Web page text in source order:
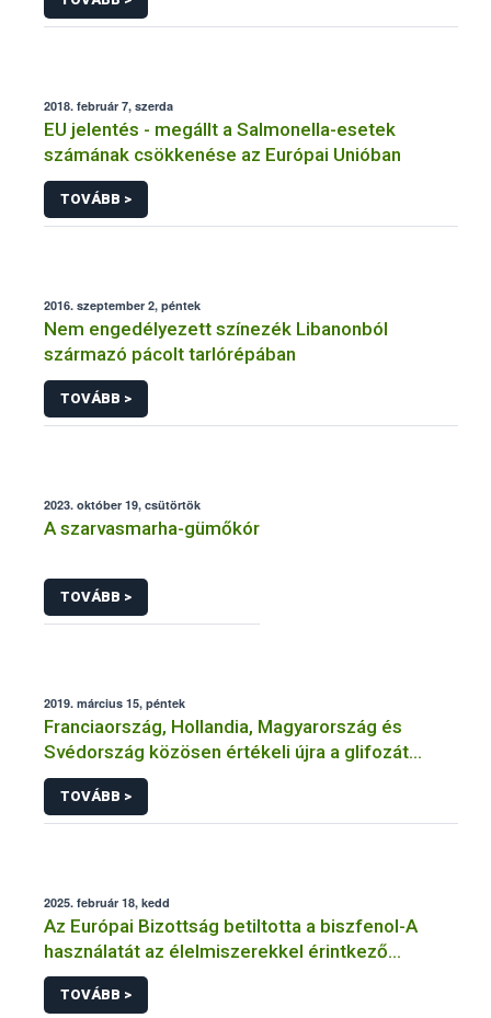
2018. február 7, szerda
EU jelentés - megállt a Salmonella-esetek
számának csökkenése az Európai Unióban
TOVÁBB >
2016. szeptember 2, péntek
Nem engedélyezett színezék Libanonból
származó pácolt tarlórépában
TOVÁBB >
2023. október 19, csütörtök
A szarvasmarha-gümőkór
TOVÁBB >
2019. március 15, péntek
Franciaország, Hollandia, Magyarország és
Svédország közösen értékeli újra a glifozát
hatóanyagot
TOVÁBB >
2025. február 18, kedd
Az Európai Bizottság betiltotta a biszfenol-A
használatát az élelmiszerekkel érintkező
anyagokban
TOVÁBB >